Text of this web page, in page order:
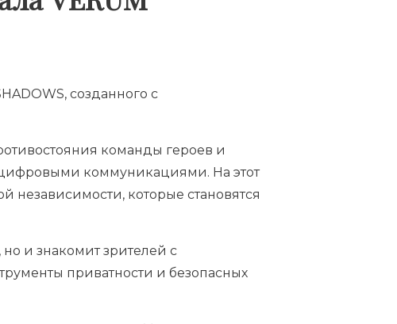
созданного с
команды героев и
коммуникациями. На этот
которые становятся
и знакомит зрителей с
приватности и безопасных